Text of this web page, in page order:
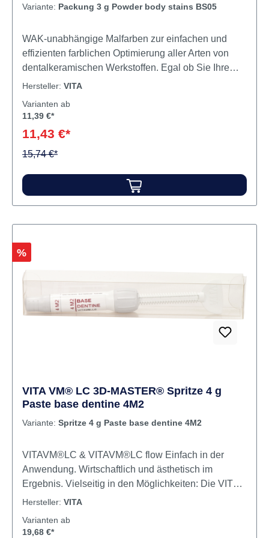
Variante: Packung 3 g Powder body stains BS05
WAK-unabhängige Malfarben zur einfachen und
effizienten farblichen Optimierung aller Arten von
dentalkeramischen Werkstoffen. Egal ob Sie Ihre
Restauration intern kolorieren oder oberflächlich
fluoreszierenden VITA AKZENT® Plus Malfarben
alle Arten von dentalkeramischen Werkstoffen, von
Schicht- und Presskeramiken,
zu monolithischen Restaurationen. Verfügbar in drei
Anwendungsformen: POWDER - für
PASTE - gebrauchsfertige Pasten mit gleichmäßiger
Konsistenz und homogener Pigmentierung SPRAY -
gebrauchsfertige, leicht zu applizierende Glasur- und
Hersteller: VITA
Varianten ab
11,39 €*
11,43 €*
15,74 €*
Rabatt
%
VITA VM® LC 3D-MASTER® Spritze 4 g
Paste base dentine 4M2
Variante: Spritze 4 g Paste base dentine 4M2
VITAVM®LC & VITAVM®LC flow Einfach in der
Anwendung. Wirtschaftlich und ästhetisch im
Ergebnis. Vielseitig in den Möglichkeiten: Die VITA
VM LC Produktfamilie bietet alles, was Sie bei der
einem Verblendkomposit erwarten. Ob als pastöses
Hersteller: VITA
Varianten ab
19,68 €*